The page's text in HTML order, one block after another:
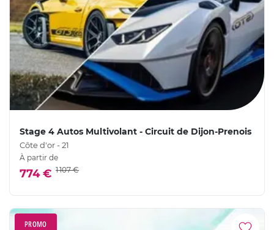
Stage 4 Autos Multivolant - Circuit de Dijon-Prenois
Côte d'or - 21
À partir de
774 € 1 107 €
PROMO